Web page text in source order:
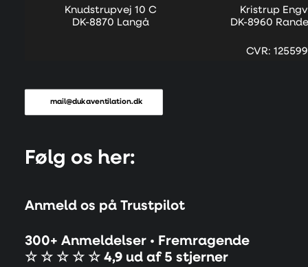
Knudstrupvej 10 C
DK-8870 Langå
Kristrup
DK-8960
CVR:
mail@dukaventilation.dk
Følg os her:
Anmeld os på Trustpilot
300+ Anmeldelser • Fremragende
☆ ☆ ☆ ☆ ☆ 4,9 ud af 5 stjerner